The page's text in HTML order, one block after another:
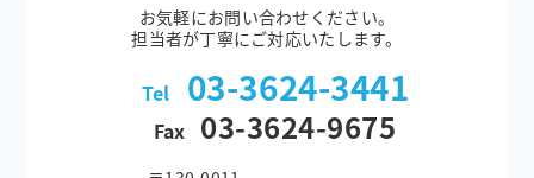
お気軽にお問い合わせください。
担当者が丁寧にご対応いたします。
Tel 03-3624-3441
Fax 03-3624-9675